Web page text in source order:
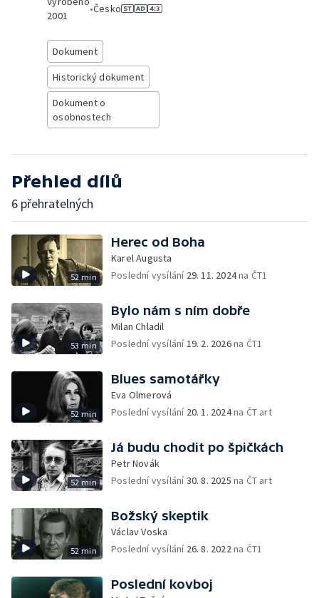
2001
•Česko
Dokument
Historický dokument
Dokument o
osobnostech
Přehled dílů
6 přehratelných
52 min
Herec od Boha
Karel Augusta
Poslední vysílání 29. 11. 2024na ČT1
53 min
Bylo nám s ním dobře
Milan Chladil
Poslední vysílání19. 2. 2026na ČT1
52 min
Blues samotářky
Eva Olmerová
Poslední vysílání 20. 1. 2024na ČT art
52 min
Já budu chodit po špičkách
Petr Novák
Poslední vysílání30. 8. 2025 na ČT art
52 min
Božský skeptik
Václav Voska
Poslední vysílání 26. 8. 2022na ČT1
Poslední kovboj